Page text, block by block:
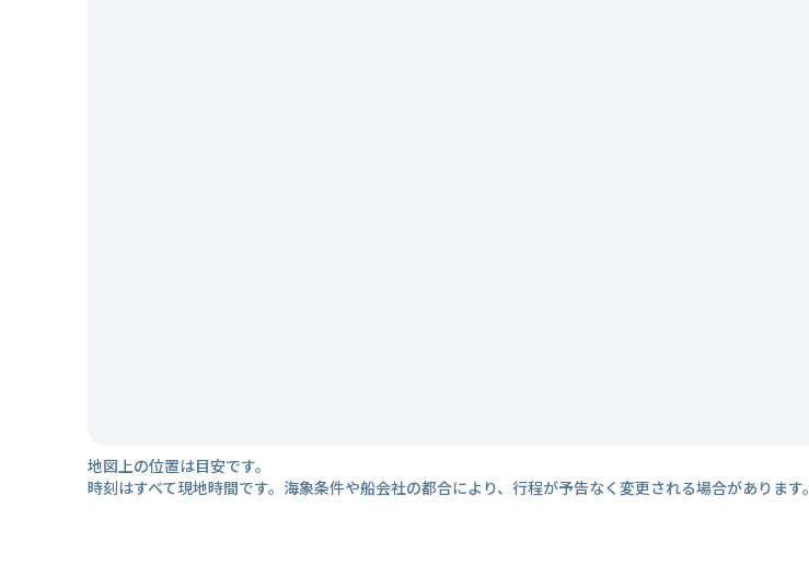
地図上の位置は目安です。
時刻はすべて現地時間です。海象条件や船会社の都合により、行程が予告なく変更される場合があります。